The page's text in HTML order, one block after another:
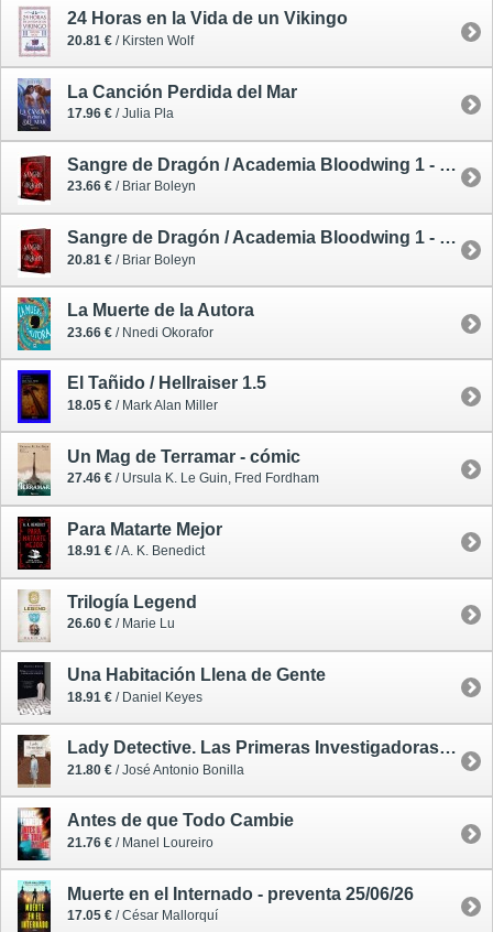
24 Horas en la Vida de un Vikingo
20.81 € / Kirsten Wolf
La Canción Perdida del Mar
17.96 € / Julia Pla
Sangre de Dragón / Academia Bloodwing 1 - edición limitada
23.66 € / Briar Boleyn
Sangre de Dragón / Academia Bloodwing 1 - rústica con solapas
20.81 € / Briar Boleyn
La Muerte de la Autora
23.66 € / Nnedi Okorafor
El Tañido / Hellraiser 1.5
18.05 € / Mark Alan Miller
Un Mag de Terramar - cómic
27.46 € / Ursula K. Le Guin, Fred Fordham
Para Matarte Mejor
18.91 € / A. K. Benedict
Trilogía Legend
26.60 € / Marie Lu
Una Habitación Llena de Gente
18.91 € / Daniel Keyes
Lady Detective. Las Primeras Investigadoras del Crimen en la Realidad y la Ficción
21.80 € / José Antonio Bonilla
Antes de que Todo Cambie
21.76 € / Manel Loureiro
Muerte en el Internado - preventa 25/06/26
17.05 € / César Mallorquí